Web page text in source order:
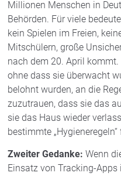
Millionen Menschen in
Behörden. Für viele
kein Spielen im Freien,
Mitschülern, große
nach dem 20. April
ohne dass sie überwacht
belohnt wurden, an die
zuzutrauen, dass sie das
sie das Haus wieder
bestimmte
Zweiter Gedanke: Wenn
Einsatz von Tracking-Apps